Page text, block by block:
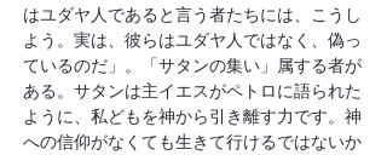
はユダヤ人であると言う者たちには、こうし
よう。実は、彼らはユダヤ人ではなく、偽っ
ているのだ」。「サタンの集い」属する者が
ある。サタンは主イエスがペトロに語られた
ように、私どもを神から引き離す力です。神
への信仰がなくても生きて行けるではないか